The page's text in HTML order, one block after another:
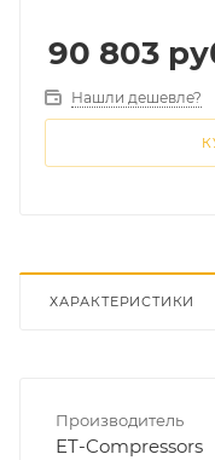
90 803
Нашли дешевле?
ХАРАКТЕРИСТИКИ
Производитель
ET-Compressors